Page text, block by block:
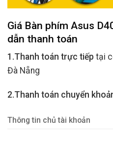
Giá Bàn phím Asus
dẫn thanh toán
1.Thanh toán trực tiếp tại
Đà Nẵng
2.Thanh toán chuyển
Thông tin chủ tài khoản